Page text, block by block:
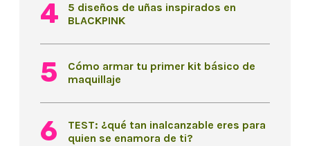
5 diseños de uñas inspirados en
BLACKPINK
Cómo armar tu primer kit básico de
maquillaje
TEST: ¿qué tan inalcanzable eres para
quien se enamora de ti?